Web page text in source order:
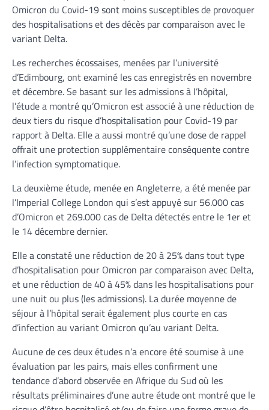
Omicron du Covid-19 sont moins susceptibles de provoquer
des hospitalisations et des décès par comparaison avec le
variant Delta.
Les recherches écossaises, menées par l’université
d’Edimbourg, ont examiné les cas enregistrés en novembre
et décembre. Se basant sur les admissions à l’hôpital,
l’étude a montré qu’Omicron est associé à une réduction de
deux tiers du risque d’hospitalisation pour Covid-19 par
rapport à Delta. Elle a aussi montré qu’une dose de rappel
offrait une protection supplémentaire conséquente contre
l’infection symptomatique.
La deuxième étude, menée en Angleterre, a été menée par
l’Imperial College London qui s’est appuyé sur 56.000 cas
d’Omicron et 269.000 cas de Delta détectés entre le 1eret
le 14 décembre dernier.
Elle a constaté une réduction de 20 à 25% dans tout type
d’hospitalisation pour Omicron par comparaison avec Delta,
et une réduction de 40 à 45% dans les hospitalisations pour
une nuit ou plus (les admissions). La durée moyenne de
séjour à l’hôpital serait également plus courte en cas
d’infection au variant Omicron qu’au variant Delta.
Aucune de ces deux études n’a encore été soumise à une
évaluation par les pairs, mais elles confirment une
tendance d’abord observée en Afrique du Sud où les
résultats préliminaires d’une autre étude ont montré que le